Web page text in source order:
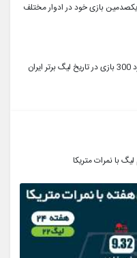
بازی خود در ادوار مختلف
رامین رضاییان بازیکن تیم فولاد به رکورد 300 بازی در تاریخ لیگ برتر ایران
با نمرات متریکا